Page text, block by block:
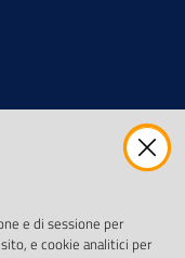
opportunità e
e di sessione per
e cookie analitici per